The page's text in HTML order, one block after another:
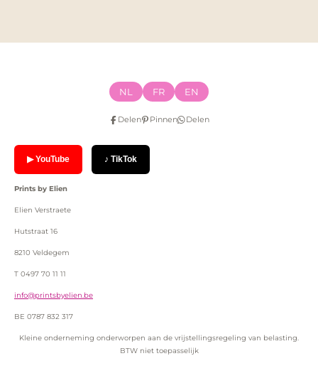
NL FR EN
Delen Pinnen Delen
▶ YouTube ♪ TikTok
Prints by Elien
Elien Verstraete
Hutstraat 16
8210 Veldegem
T 0497 70 11 11
info@printsbyelien.be
BE 0787 832 317
Kleine onderneming onderworpen aan de vrijstellingsregeling van belasting.
BTW niet toepasselijk